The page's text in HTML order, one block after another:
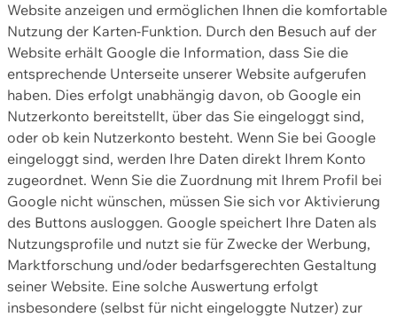
Website anzeigen und ermöglichen Ihnen die komfortable
Nutzung der Karten-Funktion. Durch den Besuch auf der
Website erhält Google die Information, dass Sie die
entsprechende Unterseite unserer Website aufgerufen
haben. Dies erfolgt unabhängig davon, ob Google ein
Nutzerkonto bereitstellt, über das Sie eingeloggt sind,
oder ob kein Nutzerkonto besteht. Wenn Sie bei Google
eingeloggt sind, werden Ihre Daten direkt Ihrem Konto
zugeordnet. Wenn Sie die Zuordnung mit Ihrem Profil bei
Google nicht wünschen, müssen Sie sich vor Aktivierung
des Buttons ausloggen. Google speichert Ihre Daten als
Nutzungsprofile und nutzt sie für Zwecke der Werbung,
Marktforschung und/oder bedarfsgerechten Gestaltung
seiner Website. Eine solche Auswertung erfolgt
insbesondere (selbst für nicht eingeloggte Nutzer) zur